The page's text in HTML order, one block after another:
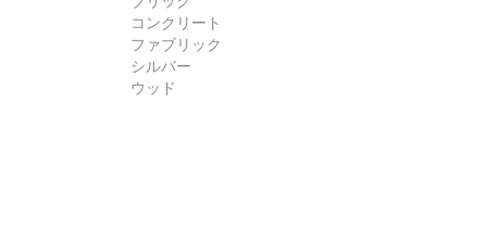
コンクリート
ファブリック
シルバー
ウッド